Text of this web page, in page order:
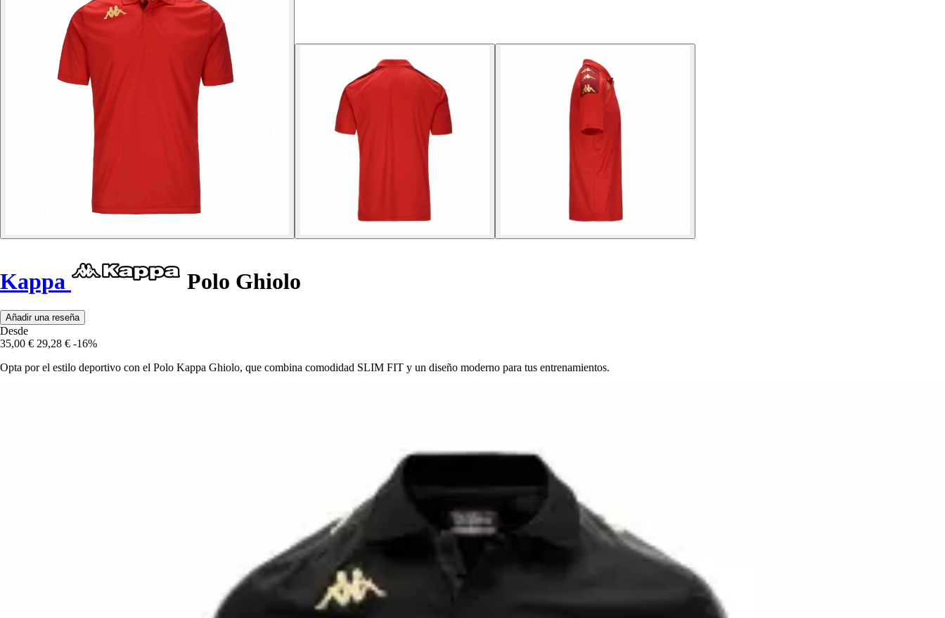
Kappa Polo Ghiolo
Añadir una reseña
Desde
35,00 € 29,28 € -16%
Opta por el estilo deportivo con el Polo Kappa Ghiolo, que combina comodidad SLIM FIT y un diseño moderno para tus entrenamientos.